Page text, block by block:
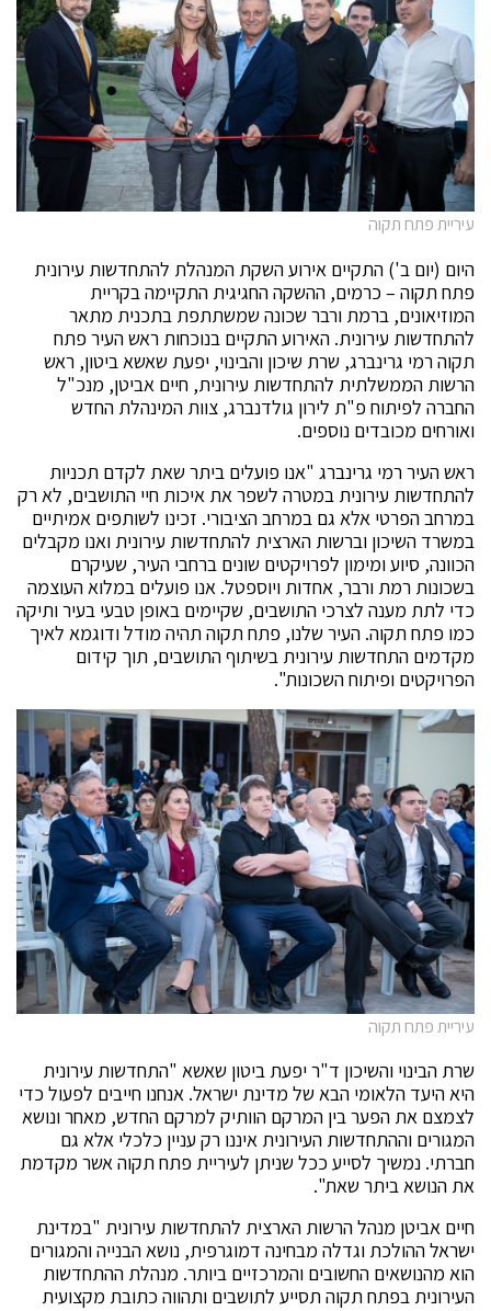
עיריית פתח תקוה
היום (יום ב') התקיים אירוע השקת המנהלת להתחדשות עירונית
פתח תקוה – כרמים, ההשקה החגיגית התקיימה בקריית
המוזיאונים, ברמת ורבר שכונה שמשתתפת בתכנית מתאר
להתחדשות עירונית. האירוע התקיים בנוכחות ראש העיר פתח
תקוה רמי גרינברג, שרת שיכון והבינוי, יפעת שאשא ביטון, ראש
הרשות הממשלתית להתחדשות עירונית, חיים אביטן, מנכ"ל
החברה לפיתוח פ"ת לירון גולדנברג, צוות המינהלת החדש
ואורחים מכובדים נוספים.
ראש העיר רמי גרינברג "אנו פועלים ביתר שאת לקדם תכניות
להתחדשות עירונית במטרה לשפר את איכות חיי התושבים, לא רק
במרחב הפרטי אלא גם במרחב הציבורי. זכינו לשותפים אמיתיים
במשרד השיכון וברשות הארצית להתחדשות עירונית ואנו מקבלים
הכוונה, סיוע ומימון לפרויקטים שונים ברחבי העיר, שעיקרם
בשכונות רמת ורבר, אחדות ויוספטל. אנו פועלים במלוא העוצמה
כדי לתת מענה לצרכי התושבים, שקיימים באופן טבעי בעיר ותיקה
כמו פתח תקוה. העיר שלנו, פתח תקוה תהיה מודל ודוגמא לאיך
מקדמים התחדשות עירונית בשיתוף התושבים, תוך קידום
הפרויקטים ופיתוח השכונות".
עיריית פתח תקוה
שרת הבינוי והשיכון ד"ר יפעת ביטון שאשא "התחדשות עירונית
היא היעד הלאומי הבא של מדינת ישראל. אנחנו חייבים לפעול כדי
לצמצם את הפער בין המרקם הוותיק למרקם החדש, מאחר ונושא
המגורים וההתחדשות העירונית איננו רק עניין כלכלי אלא גם
חברתי. נמשיך לסייע ככל שניתן לעיריית פתח תקוה אשר מקדמת
את הנושא ביתר שאת".
חיים אביטן מנהל הרשות הארצית להתחדשות עירונית "במדינת
ישראל ההולכת וגדלה מבחינה דמוגרפית, נושא הבנייה והמגורים
הוא מהנושאים החשובים והמרכזיים ביותר. מנהלת ההתחדשות
העירונית בפתח תקוה תסייע לתושבים ותהווה כתובת מקצועית